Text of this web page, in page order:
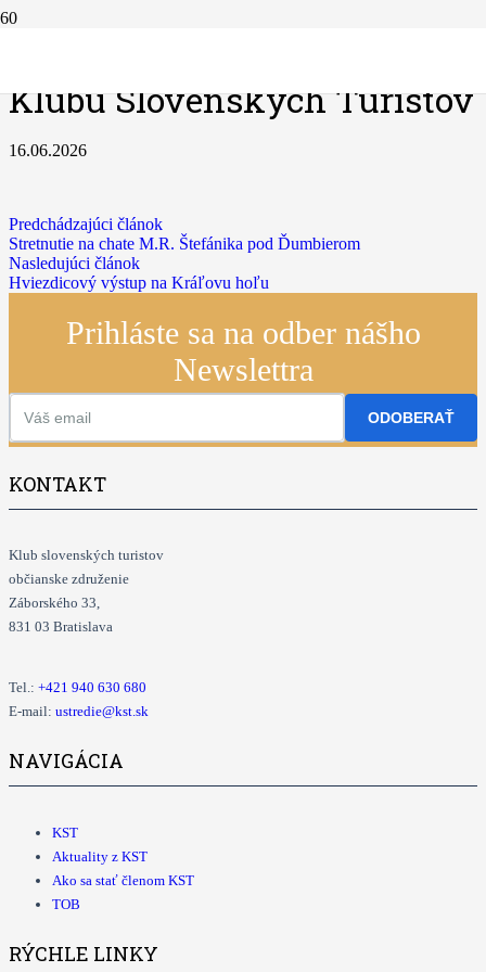
Klubu Slovenských Turistov
16.06.2026
Predchádzajúci článok
Stretnutie na chate M.R. Štefánika pod Ďumbierom
Nasledujúci článok
Hviezdicový výstup na Kráľovu hoľu
Prihláste sa na odber nášho
Newslettra
ODOBERAŤ
KONTAKT
Klub slovenských turistov
občianske združenie
Záborského 33,
831 03 Bratislava
Tel.: +421 940 630 680
E-mail: ustredie@kst.sk
NAVIGÁCIA
KST
Aktuality z KST
Ako sa stať členom KST
TOB
RÝCHLE LINKY